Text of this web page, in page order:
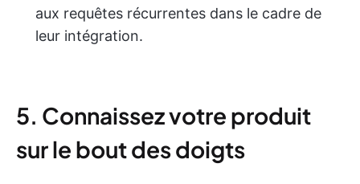
aux requêtes récurrentes dans le cadre de
leur intégration.
5. Connaissez votre produit
sur le bout des doigts